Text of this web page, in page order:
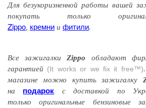
Для безукоризненной работы вашей
покупать только
Zippo кремни и фитили.
Все зажигалкиZippo обладают
гарантией (It works or we fix it free™)
магазине можно купить зажигалку
на подарок с доставкой по
только оригинальные бензиновые